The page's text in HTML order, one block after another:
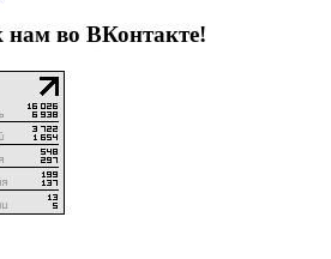
нам во ВКонтакте!